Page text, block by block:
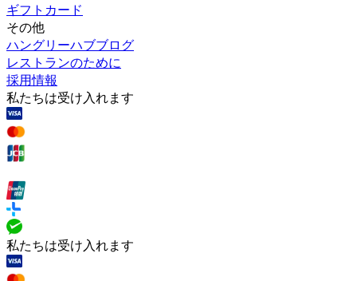
ギフトカード
その他
ハングリーハブブログ
レストランのために
採用情報
私たちは受け入れます
私たちは受け入れます